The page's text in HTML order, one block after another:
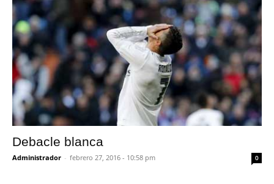
Debacle blanca
Administrador - febrero 27, 2016 - 10:58 pm 0